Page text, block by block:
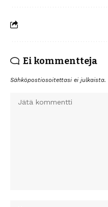
Ei kommentteja
Sähköpostiosoitettasi ei julkaista.